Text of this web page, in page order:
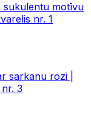
sukulentu motīvu
nr. 1
sarkanu rozi |
3